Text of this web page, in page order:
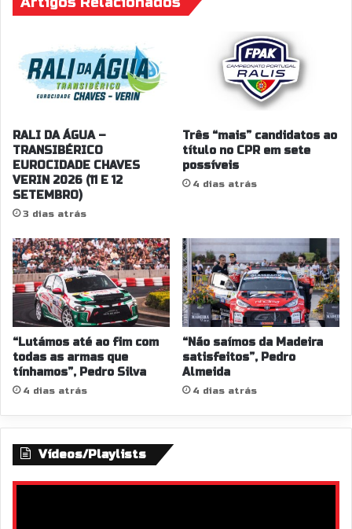
RALI DA ÁGUA –
TRANSIBÉRICO
EUROCIDADE CHAVES
VERIN 2026 (11 E 12
SETEMBRO)
3 dias atrás
Três “mais” candidatos ao
título no CPR em sete
possíveis
4 dias atrás
“Lutámos até ao fim com
todas as armas que
tínhamos”, Pedro Silva
4 dias atrás
“Não saímos da Madeira
satisfeitos”, Pedro
Almeida
4 dias atrás
Vídeos/Playlists